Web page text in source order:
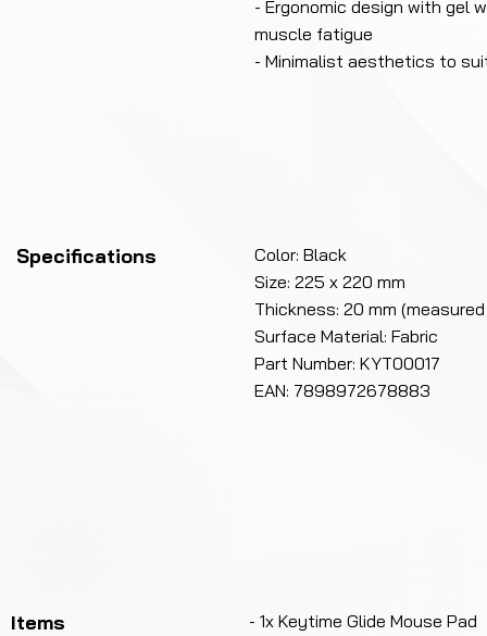
- Ergonomic design with gel
muscle fatigue
- Minimalist aesthetics to
Specifications
Color: Black
Size: 225 x 220 mm
Thickness: 20 mm
Surface Material: Fabric
Part Number: KYT00017
EAN: 7898972678883
Items
- 1x Keytime Glide Mouse Pad